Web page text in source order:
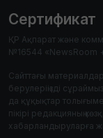
Сертификат
ҚР Ақпарат және
№16544 «NewsRoom
Сайттағы
берулеріңізді
да құқықтар
пікірі редакцияның
хабарландыруларға